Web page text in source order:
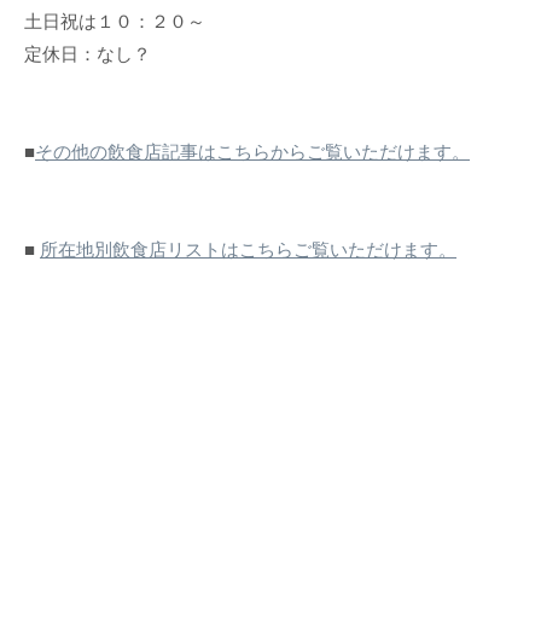
土日祝は１０：２０～
定休日：なし？
■その他の飲食店記事はこちらからご覧いただけます。
■ 所在地別飲食店リストはこちらご覧いただけます。